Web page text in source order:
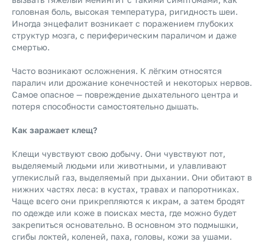
головная боль, высокая температура, ригидность шеи.
Иногда энцефалит возникает с поражением глубоких
структур мозга, с периферическим параличом и даже
смертью.
Часто возникают осложнения. К лёгким относятся
паралич или дрожание конечностей и некоторых нервов.
Самое опасное — повреждение дыхательного центра и
потеря способности самостоятельно дышать.
Как заражает клещ?
Клещи чувствуют свою добычу. Они чувствуют пот,
выделяемый людьми или животными, и улавливают
углекислый газ, выделяемый при дыхании. Они обитают в
нижних частях леса: в кустах, травах и папоротниках.
Чаще всего они прикрепляются к икрам, а затем бродят
по одежде или коже в поисках места, где можно будет
закрепиться основательно. В основном это подмышки,
сгибы локтей, коленей, паха, головы, кожи за ушами.